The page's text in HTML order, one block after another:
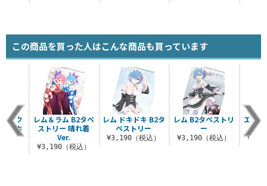
この商品を買った人はこんな商品も買っています
レム ドキドキ B2タ
ペストリー
¥3,190（税込）
レム B2タペストリ
ー
¥3,190（税込）
エミ
タ
アク
ーホ
レム＆ラム B2タペ
ストリー 晴れ着
Ver.
¥3,190（税込）